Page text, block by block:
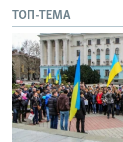
ТОП-ТЕМА